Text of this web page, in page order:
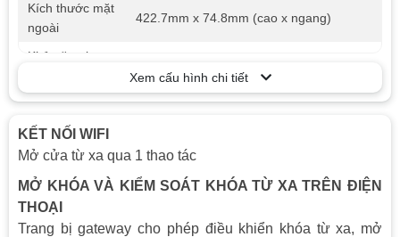
Kích thước mặt
ngoài
422.7mm x 74.8mm (cao x ngang)
Khả năng lưu
Tính năng riêng tư Kết nối wi Mã số ảo
Vật liệu
Hợp kim cao cấp
Nguồn điện
8 Pin AA Thời lượng pin: Lên đến10 tháng
ẩm: 15 - 93 % R/H
Xem cấu hình chi tiết
KẾT NỐI WIFI
Mở cửa từ xa qua 1 thao tác
MỞ KHÓA VÀ KIỂM SOÁT KHÓA TỪ XA TRÊN ĐIỆN
THOẠI
Trang bị gateway cho phép điều khiển khóa từ xa, mở